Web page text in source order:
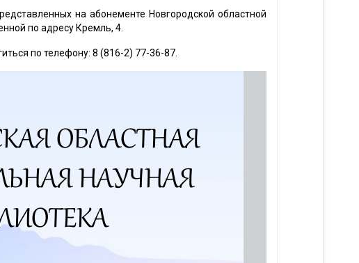
на абонементе Новгородской областной
по адресу Кремль, 4.
по телефону: 8 (816-2) 77-36-87.